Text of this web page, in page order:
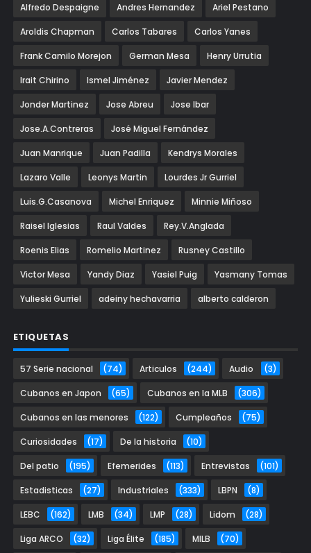
Alfredo Despaigne Andres Hernandez Ariel Pestano
Aroldis Chapman Carlos Tabares Carlos Yanes
Frank Camilo Morejon German Mesa Henry Urrutia
Irait Chirino Ismel Jiménez Javier Mendez
Jonder Martinez Jose Abreu Jose Ibar
Jose.A.Contreras José Miguel Fernández
Juan Manrique Juan Padilla Kendrys Morales
Lazaro Valle Leonys Martin Lourdes Jr Gurriel
Luis.G.Casanova Michel Enriquez Minnie Miñoso
Raisel Iglesias Raul Valdes Rey.V.Anglada
Roenis Elias Romelio Martinez Rusney Castillo
Victor Mesa Yandy Diaz Yasiel Puig Yasmany Tomas
Yulieski Gurriel adeiny hechavarria alberto calderon
ETIQUETAS
57 Serie nacional (74) Articulos (244) Audio (3)
Cubanos en Japon (65) Cubanos en la MLB (306)
Cubanos en las menores (122) Cumpleaños (75)
Curiosidades (17) De la historia (10)
Del patio (195) Efemerides (113) Entrevistas (101)
Estadisticas (27) Industriales (333) LBPN (8)
LEBC (162) LMB (34) LMP (28) Lidom (28)
Liga ARCO (32) Liga Élite (185) MILB (70)